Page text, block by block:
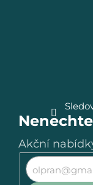
Akční